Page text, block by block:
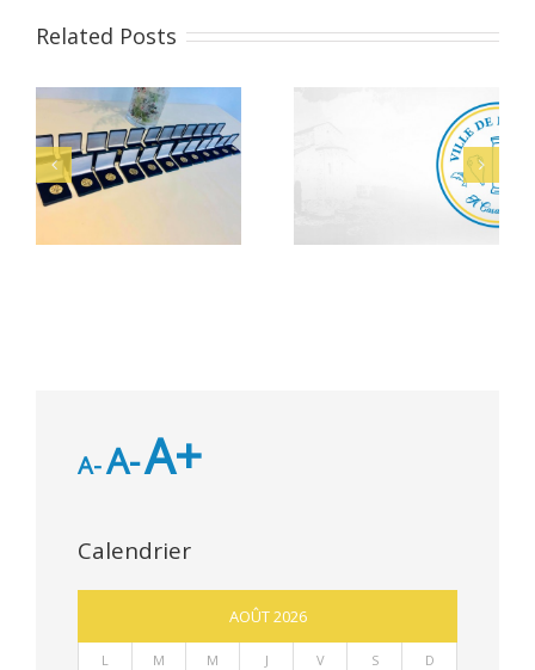
Related Posts
Bacheliers 2026
A-A-A+
Calendrier
AOÛT 2026
L M M J V S D